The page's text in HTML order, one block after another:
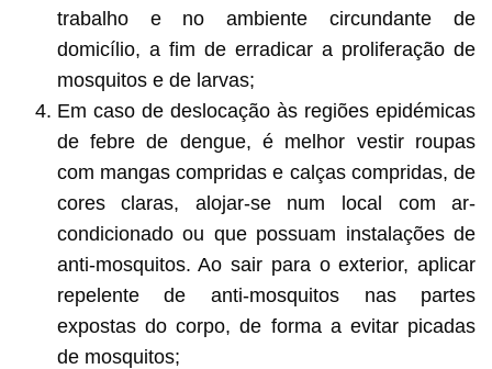
trabalho e no ambiente circundante de
domicílio, a fim de erradicar a proliferação de
mosquitos e de larvas;
Em caso de deslocação às regiões epidémicas
de febre de dengue, é melhor vestir roupas
com mangas compridas e calças compridas, de
cores claras, alojar-se num local com ar-
condicionado ou que possuam instalações de
anti-mosquitos. Ao sair para o exterior, aplicar
repelente de anti-mosquitos nas partes
expostas do corpo, de forma a evitar picadas
de mosquitos;